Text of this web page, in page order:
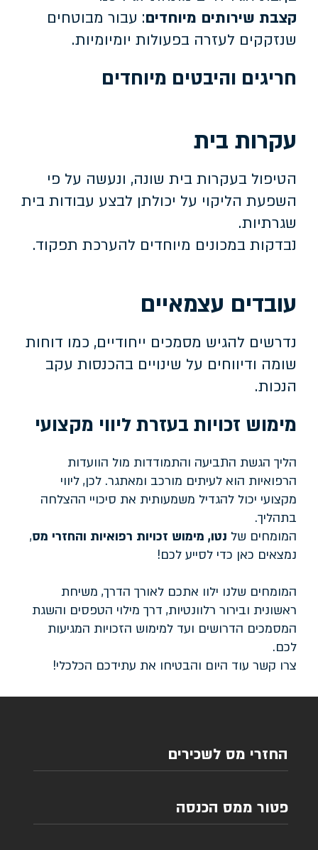
קצבת שירותים מיוחדים: עבור מבוטחים
שנזקקים לעזרה בפעולות יומיומיות.
חריגים והיבטים מיוחדים
עקרות בית
הטיפול בעקרות בית שונה, ונעשה על פי
השפעת הליקוי על יכולתן לבצע עבודות בית
שגרתיות.
נבדקות במכונים מיוחדים להערכת תפקוד.
עובדים עצמאיים
נדרשים להגיש מסמכים ייחודיים, כמו דוחות
שומה ודיווחים על שינויים בהכנסות עקב
הנכות.
מימוש זכויות בעזרת ליווי מקצועי
הליך הגשת התביעה והתמודדות מול הוועדות
הרפואיות הוא לעיתים מורכב ומאתגר. לכן, ליווי
מקצועי יכול להגדיל משמעותית את סיכויי ההצלחה
בתהליך.
המומחים של נטו, מימוש זכויות רפואיות והחזרי מס,
נמצאים כאן כדי לסייע לכם!
המומחים שלנו ילוו אתכם לאורך הדרך, משיחת
ראשונית ובירור רלוונטיות, דרך מילוי הטפסים והשגת
המסמכים הדרושים ועד למימוש הזכויות המגיעות
לכם.
צרו קשר עוד היום והבטיחו את עתידכם הכלכלי!
החזרי מס לשכירים
פטור ממס הכנסה